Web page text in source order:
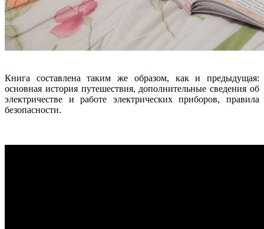
Книга составлена таким же образом, как и предыдущая:
основная история путешествия, дополнительные сведения об
электричестве и работе электрических приборов, правила
безопасности.